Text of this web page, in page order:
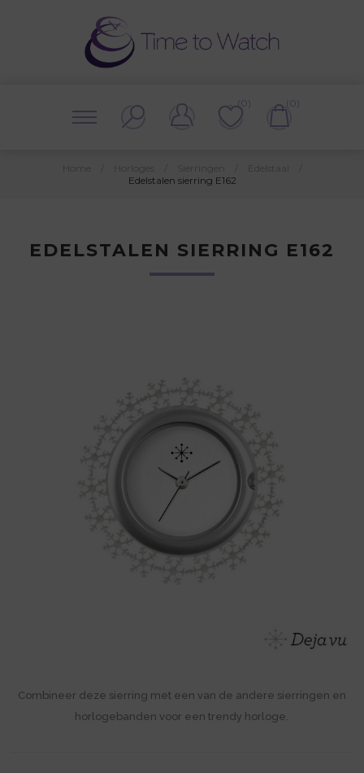
(0) (0)
Edelstalen sierring E162
EDELSTALEN SIERRING E162
Combineer deze sierring met een van de andere sierringen en
horlogebanden voor een trendy horloge.